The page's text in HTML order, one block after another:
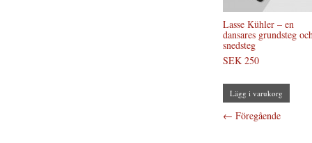
Lasse Kühler – en
dansares grundsteg
snedsteg
SEK 250
Lägg i varukorg
← Föregående